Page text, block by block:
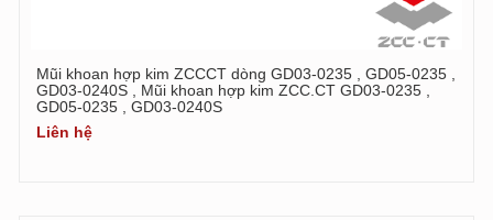
Mũi khoan hợp kim ZCCCT dòng GD03-0235 , GD05-0235 ,
GD03-0240S , Mũi khoan hợp kim ZCC.CT GD03-0235 ,
GD05-0235 , GD03-0240S
Liên hệ